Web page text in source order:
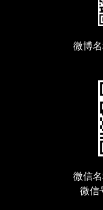
微博
微信
微信